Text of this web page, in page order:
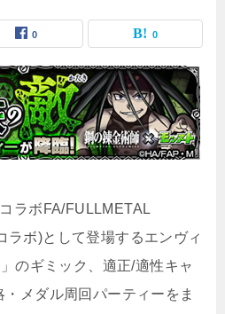
0 0
ラボFA/FULLMETAL
ボ)として登場するエンヴィ
のギミック、適正/適性キャ
メダル周回パーティーをま